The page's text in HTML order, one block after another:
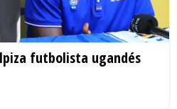
futbolista ugandés